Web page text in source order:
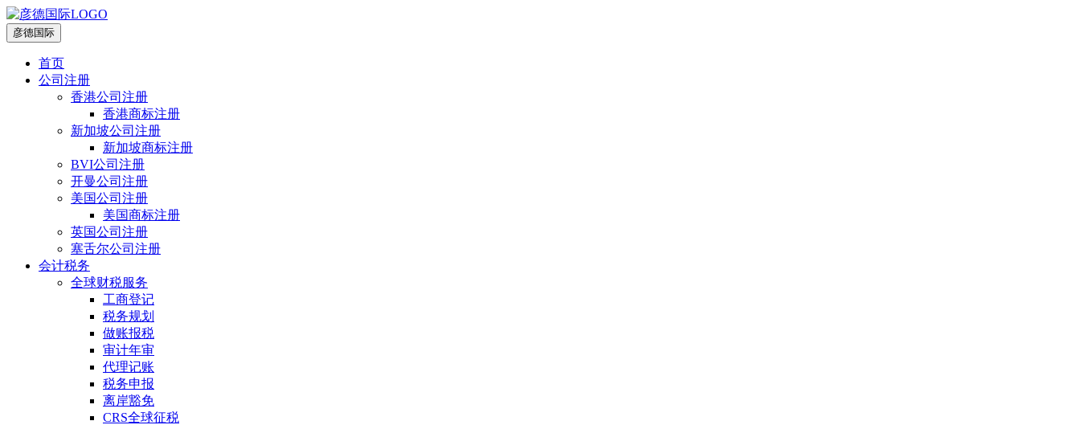
彦德国际
首页
公司注册
香港公司注册
香港商标注册
新加坡公司注册
新加坡商标注册
BVI公司注册
开曼公司注册
美国公司注册
美国商标注册
英国公司注册
塞舌尔公司注册
会计税务
全球财税服务
工商登记
税务规划
做账报税
审计年审
代理记账
税务申报
离岸豁免
CRS全球征税